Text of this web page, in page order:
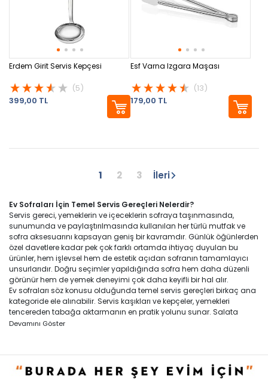
Erdem Girit Servis Kepçesi
(5)
399,00 TL
Esf Varna Izgara Maşası
(13)
179,00 TL
1 2 3 İleri
Ev Sofraları İçin Temel Servis Gereçleri Nelerdir?
Servis gereci, yemeklerin ve içeceklerin sofraya taşınmasında,
sunumunda ve paylaştırılmasında kullanılan her türlü mutfak ve
sofra aksesuarını kapsayan geniş bir kavramdır. Günlük öğünlerden
özel davetlere kadar pek çok farklı ortamda ihtiyaç duyulan bu
ürünler, hem işlevsel hem de estetik açıdan sofranın tamamlayıcı
unsurlarıdır. Doğru seçimler yapıldığında sofra hem daha düzenli
görünür hem de yemek deneyimi çok daha keyifli bir hal alır.
Ev sofraları söz konusu olduğunda temel servis gereçleri birkaç ana
kategoride ele alınabilir. Servis kaşıkları ve kepçeler, yemekleri
tencereden tabağa aktarmanın en pratik yolunu sunar. Salata
servis takımları, büyük kaseler ve maşalar bu kategorinin
hem de görselliği korur. Her biri farklı bir işlev üstlenen bu gereçler, bir
arada kullanıldığında sofrayı bütünleyen bir sistem oluşturur.
Çay ve kahve servisi için ise çay takımları, fincan setleri ve şekerlikler
Devamını Göster